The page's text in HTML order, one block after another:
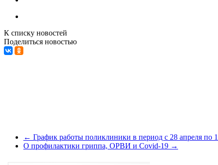
К списку новостей
Поделиться новостью
← График работы поликлиники в период с 28 апреля по
О профилактики гриппа, ОРВИ и Covid-19 →